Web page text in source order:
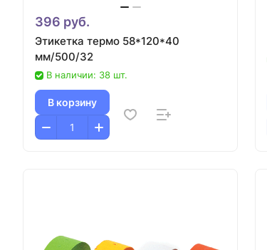
396 руб.
Этикетка термо 58*120*40
мм/500/32
В наличии: 38 шт.
В корзину